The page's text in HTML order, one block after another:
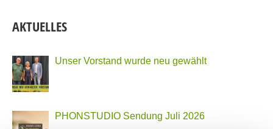
AKTUELLES
Unser Vorstand wurde neu gewählt
PHONSTUDIO Sendung Juli 2026